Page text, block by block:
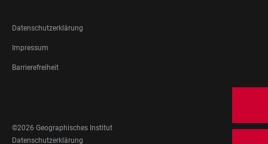
FOOTER
LEGAL
Datenschutzerklärung
Impressum
Barrierefreiheit
MEDIA
©2026 Geographisches Institut
FOOTER
Datenschutzerklärung